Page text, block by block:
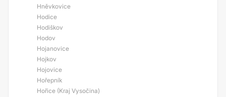
Hněvkovice
Hodice
Hodiškov
Hodov
Hojanovice
Hojkov
Hojovice
Hořepník
Hořice (Kraj Vysočina)